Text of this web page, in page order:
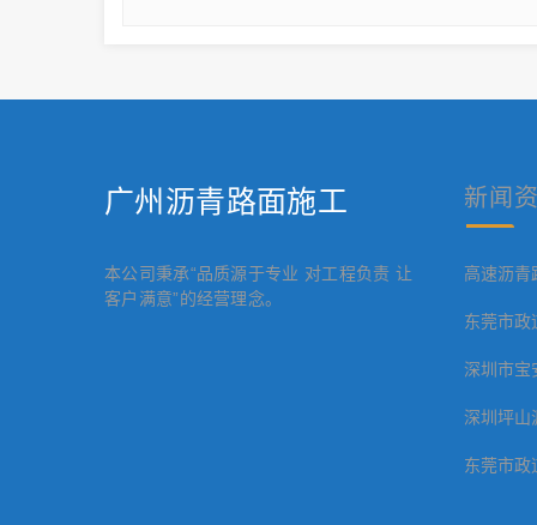
广州沥青路面施工
本公司秉承“品质源于专业 对工程负责 让
客户满意”的经营理念。
新闻
高速沥青
东莞市政
深圳市宝
深圳坪山
东莞市政